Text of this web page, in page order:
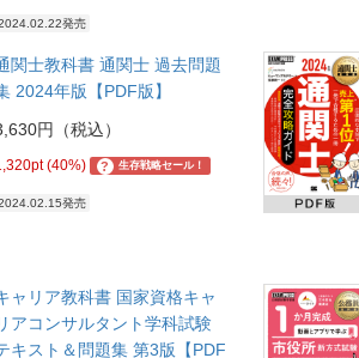
発売
関士教科書 通関士 過去問題
2024年版【PDF版】
円（税込）
(40%) ? 生存戦略セール！
発売
ャリア教科書 国家資格キャ
アコンサルタント学科試験
キスト＆問題集 第3版【PDF